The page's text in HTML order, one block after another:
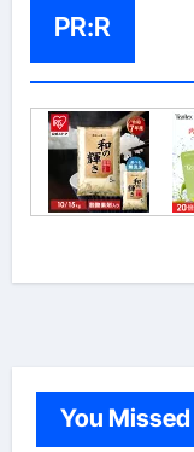
PR:R
You Missed